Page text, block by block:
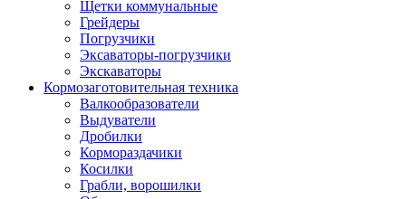
Щетки коммунальные
Грейдеры
Погрузчики
Эксаваторы-погрузчики
Экскаваторы
Кормозаготовительная техника
Валкообразователи
Выдуватели
Дробилки
Кормораздачики
Косилки
Грабли, ворошилки